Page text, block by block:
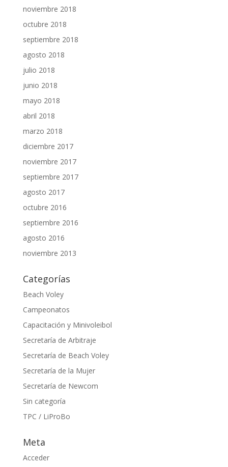
noviembre 2018
octubre 2018
septiembre 2018
agosto 2018
julio 2018
junio 2018
mayo 2018
abril 2018
marzo 2018
diciembre 2017
noviembre 2017
septiembre 2017
agosto 2017
octubre 2016
septiembre 2016
agosto 2016
noviembre 2013
Categorías
Beach Voley
Campeonatos
Capacitación y Minivoleibol
Secretaría de Arbitraje
Secretaría de Beach Voley
Secretaría de la Mujer
Secretaría de Newcom
Sin categoría
TPC / LiProBo
Meta
Acceder